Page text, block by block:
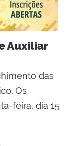
Auxiliar
das
Os
feira, dia 15